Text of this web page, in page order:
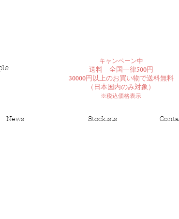
​キャンペーン中
送料 全国一律500円
30000円以上のお買い物で送料無料
​（日本国内のみ対象）
※税込価格表示
News Stockists